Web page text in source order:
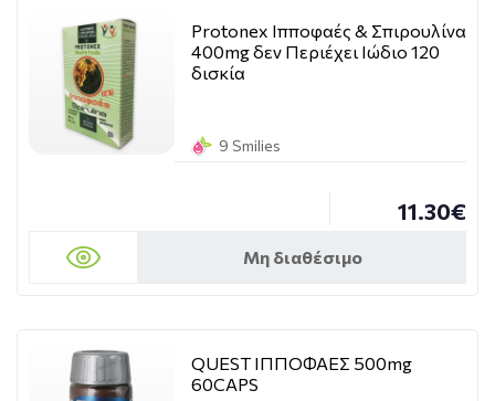
Protonex Ιπποφαές & Σπιρουλίνα
400mg δεν Περιέχει Ιώδιο 120
δισκία
9 Smilies
11.30€
Μη διαθέσιμο
QUEST ΙΠΠΟΦΑΕΣ 500mg
60CAPS